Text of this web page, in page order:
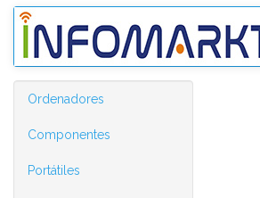
Ordenadores
Componentes
Portátiles